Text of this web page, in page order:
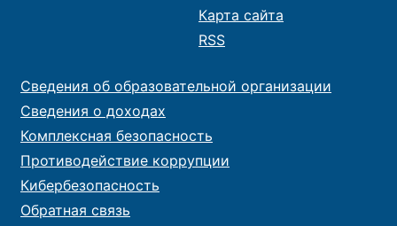
Карта сайта
RSS
Сведения об образовательной организации
Сведения о доходах
Комплексная безопасность
Противодействие коррупции
Кибербезопасность
Обратная связь